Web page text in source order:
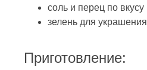
соль и перец по вкусу
зелень для украшения
Приготовление: